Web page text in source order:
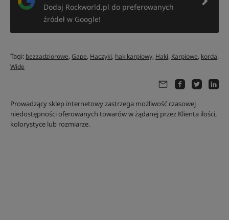
Dodaj Rockworld.pl do preferowanych
źródeł w Google!
Tagi: bezzadziorowe,Gape, Haczyki, hak karpiowy, Haki, Karpiowe, korda,
Wide
Prowadzący sklep internetowy zastrzega możliwość czasowej
niedostępności oferowanych towarów w żądanej przez Klienta ilości,
kolorystyce lub rozmiarze.